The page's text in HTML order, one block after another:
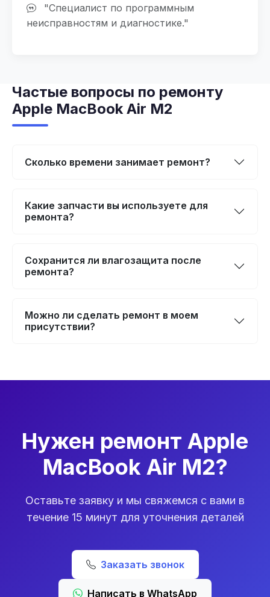
"Специалист по программным
неисправностям и диагностике."
Частые вопросы по ремонту
Apple MacBook Air M2
Сколько времени занимает ремонт?
Какие запчасти вы используете для
ремонта?
Сохранится ли влагозащита после
ремонта?
Можно ли сделать ремонт в моем
присутствии?
Нужен ремонт Apple
MacBook Air M2?
Оставьте заявку и мы свяжемся с вами в
течение 15 минут для уточнения деталей
Заказать звонок
Написать в WhatsApp